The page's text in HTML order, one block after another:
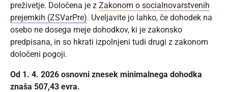
preživetje. Določena je z Zakonom o socialnovarstvenih
prejemkih (ZSVarPre). Uveljavite jo lahko, če dohodek na
osebo ne dosega meje dohodkov, ki je zakonsko
predpisana, in so hkrati izpolnjeni tudi drugi z zakonom
določeni pogoji.
Od 1. 4. 2026 osnovni znesek minimalnega dohodka
znaša 507,43 evra.